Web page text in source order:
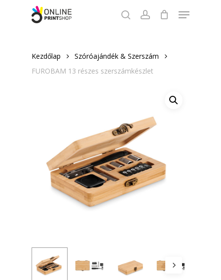
searchaccount
Menu
Kezdőlap
Szóróajándék & Szerszám
FUROBAM 13 részes szerszámkészlet